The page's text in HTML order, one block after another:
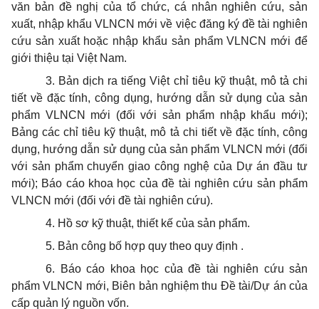
văn bản đề nghị của tổ chức, cá nhân nghiên cứu, sản
xuất, nhập khẩu VLNCN mới về việc đăng ký đề tài nghiên
cứu sản xuất hoặc nhập khẩu sản phẩm VLNCN mới để
giới thiệu tại Việt Nam.
3. Bản dịch ra tiếng Việt chỉ tiêu kỹ thuật, mô tả chi
tiết về đặc tính, công dụng, hướng dẫn sử dụng của sản
phẩm VLNCN mới (đối với sản phẩm nhập khẩu mới);
Bảng các chỉ tiêu kỹ thuật, mô tả chi tiết về đặc tính, công
dụng, hướng dẫn sử dụng của sản phẩm VLNCN mới (đối
với sản phẩm chuyển giao công nghệ của Dự án đầu tư
mới); Báo cáo khoa học của đề tài nghiên cứu sản phẩm
VLNCN mới (đối với đề tài nghiên cứu).
4. Hồ sơ kỹ thuật, thiết kế của sản phẩm.
5. Bản công bố hợp quy theo quy định .
6. Báo cáo khoa học của đề tài nghiên cứu sản
phẩm VLNCN mới, Biên bản nghiệm thu Đề tài/Dự án của
cấp quản lý nguồn vốn.